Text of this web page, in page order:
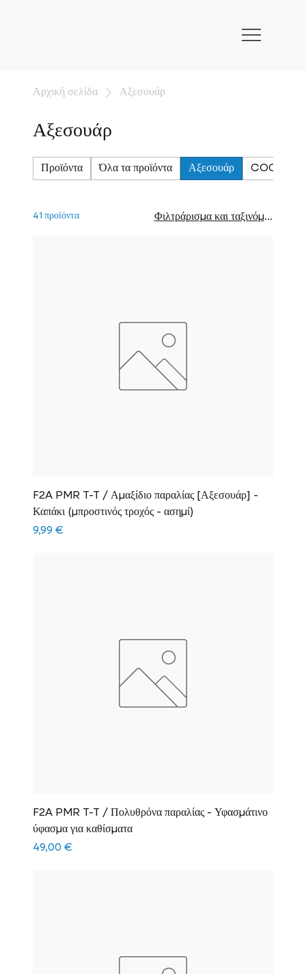
Αρχική σελίδα Αξεσουάρ
Αξεσουάρ
Προϊόντα Όλα τα προϊόντα Αξεσουάρ
41 προϊόντα Φιλτράρισμα και ταξινόμηση
F2A PMR T-T / Αμαξίδιο παραλίας [Αξεσουάρ] -
Καπάκι (μπροστινός τροχός - ασημί)
Τιμή
9,99 €
F2A PMR T-T / Πολυθρόνα παραλίας - Υφασμάτινο
ύφασμα για καθίσματα
Τιμή
49,00 €